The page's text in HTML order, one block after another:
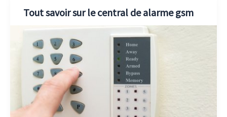
Tout savoir sur le central de alarme gsm